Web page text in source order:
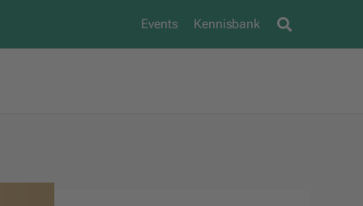
Events Kennisbank